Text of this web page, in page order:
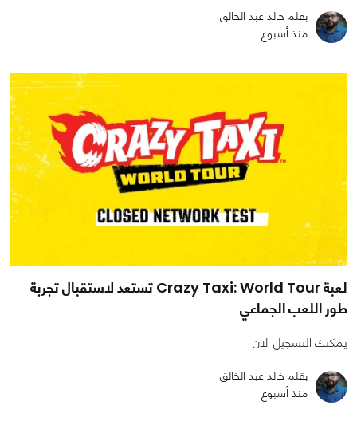
بقلم خالد عبد الخالق
منذ أسبوع
لعبة Crazy Taxi: World Tour تستعد لاستقبال تجربة
طور اللعب الجماعي
يمكنك التسجيل الآن
بقلم خالد عبد الخالق
منذ أسبوع